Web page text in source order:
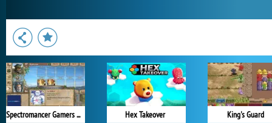
Spectromancer Gamers Pack Hex Takeover King's Guard